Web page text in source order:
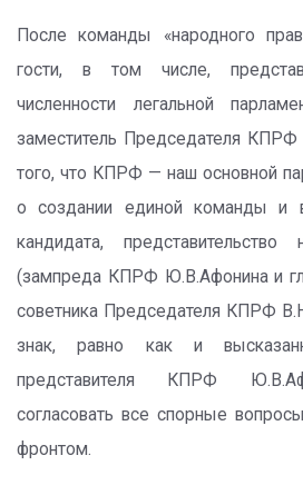
После команды «народного
гости, в том числе,
численности легальной
заместитель Председателя
того, что КПРФ — наш основной
о создании единой команды и
кандидата,
(зампреда КПРФ Ю.В.Афонина и
советника Председателя КПРФ
знак, равно как и
представителя КПРФ
согласовать все спорные
фронтом.